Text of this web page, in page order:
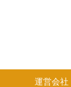
運営会社